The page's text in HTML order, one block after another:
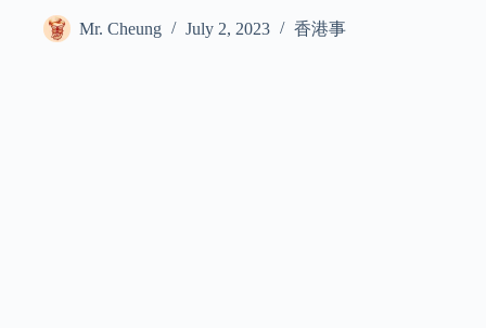
Mr. Cheung July 2, 2023 香港事